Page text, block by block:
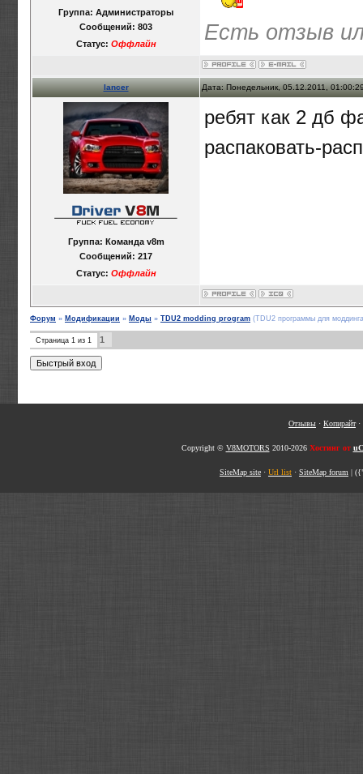
Группа: Администраторы
Сообщений: 803
Статус: Оффлайн Есть отзыв
lancer Дата: Понедельник, 05.12.2011,
Группа: Команда v8m
Сообщений: 217
Статус: Оффлайн
ребят как 2 дб
распаковать-
Форум » Модификации » Моды » TDU2 modding program (TDU2 программы для
Страница 1 из 1 1
Отзывы · Копирайт·
Copyright © V8MOTORS 2010-2026 Хостинг от
SiteMap site · Url list · SiteMap forum |